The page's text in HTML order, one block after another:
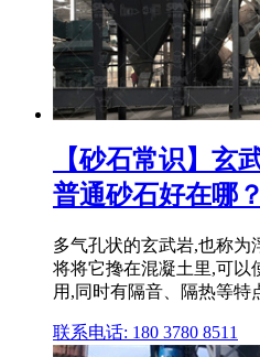
【砂石常识】玄
普通砂石好在哪
多气孔状的玄武岩,也称为
将将它搀在混凝土里,可以
用,同时有隔音、隔热等特
联系电话: 180 3780 8511